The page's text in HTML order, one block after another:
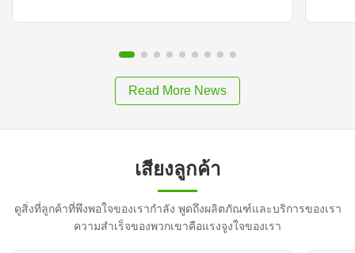
Read More News
เสียงลูกค้า
ดูสิ่งที่ลูกค้าที่พึงพอใจของเรากำลัง พูดถึงผลิตภัณฑ์และบริการของเรา
ความสำเร็จของพวกเขาคือแรงจูงใจของเรา